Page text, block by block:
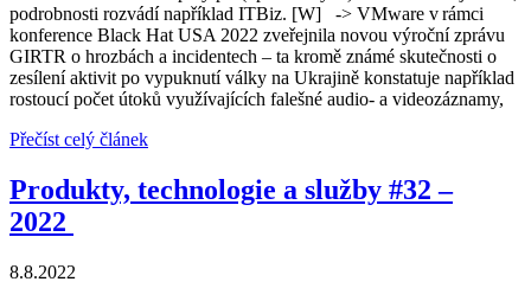
podrobnosti rozvádí například ITBiz. [W] -> VMware v rámci
konference Black Hat USA 2022 zveřejnila novou výroční zprávu
GIRTR o hrozbách a incidentech – ta kromě známé skutečnosti o
zesílení aktivit po vypuknutí války na Ukrajině konstatuje například
rostoucí počet útoků využívajících falešné audio- a videozáznamy,
Přečíst celý článek
Produkty, technologie a služby #32 –
2022
8.8.2022